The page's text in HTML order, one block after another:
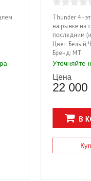
Мужская кожаная
Sydney
Цена: 40 800
КУПИТЬ
Thunder 4 -
на рынке на
последним
Цвет:
Бренд:MT
Уточняйте
Цена
22 000
В